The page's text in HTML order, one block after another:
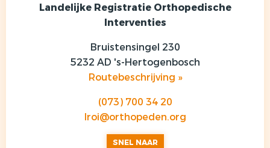
Landelijke Registratie Orthopedische
Interventies
Bruistensingel 230
5232 AD 's-Hertogenbosch
Routebeschrijving »
(073) 700 34 20
lroi@orthopeden.org
SNEL NAAR